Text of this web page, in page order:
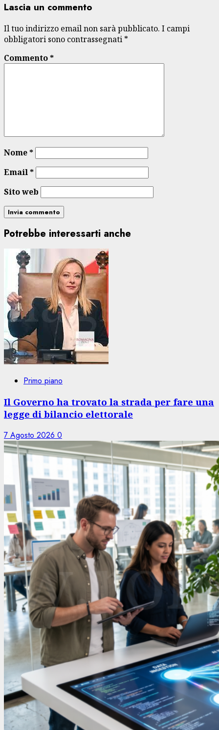
Lascia un commento
Il tuo indirizzo email non sarà pubblicato. I campi
obbligatori sono contrassegnati *
Commento*
Nome*
Email*
Sito web
Potrebbe interessarti anche
Primo piano
Il Governo ha trovato la strada per fare una
legge di bilancio elettorale
7 Agosto 2026 0